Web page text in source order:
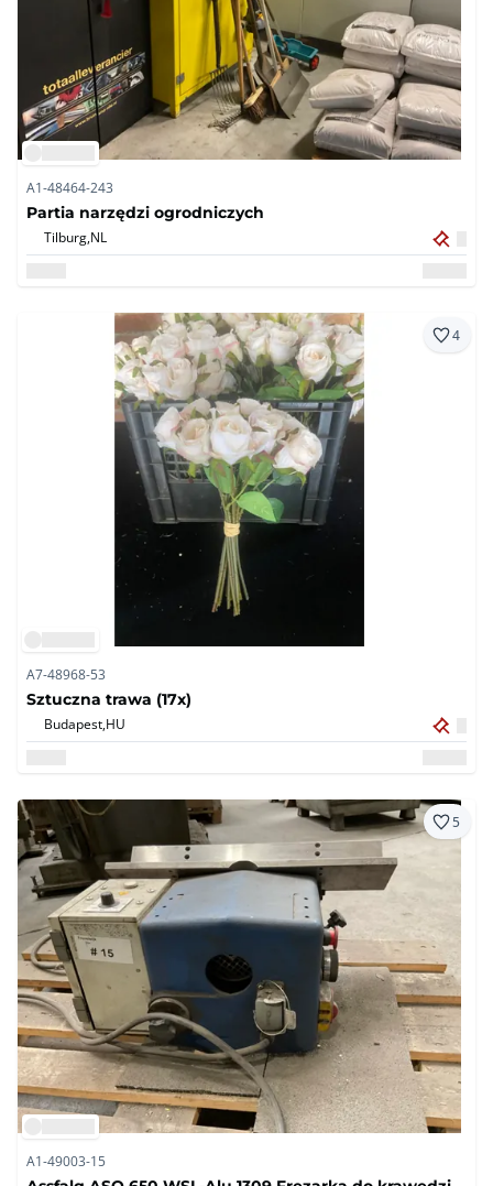
A1-48464-243
Partia narzędzi ogrodniczych
Tilburg,NL
4
A7-48968-53
Sztuczna trawa (17x)
Budapest,HU
5
A1-49003-15